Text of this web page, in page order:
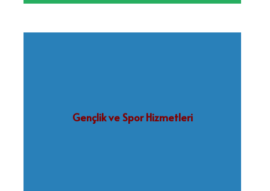
Gençlik ve Spor Hizmetleri